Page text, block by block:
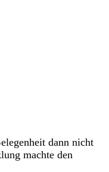
dann nicht
machte den